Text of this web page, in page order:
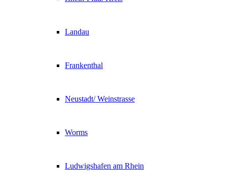
Landau
Frankenthal
Neustadt/ Weinstrasse
Worms
Ludwigshafen am Rhein